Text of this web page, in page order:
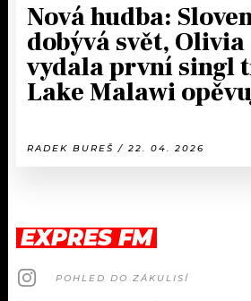
Nová hudba:
dobývá svět,
vydala první singl
Lake Malawi
RADEK BUREŠ / 22. 04. 2026
EXPRES FM
POHLED DO ZÁKULISÍ